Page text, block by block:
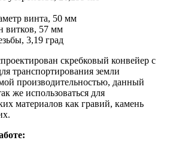
винта, 50 мм
витков, 57 мм
3,19 град
скребковый конвейер с
транспортирования земли
производительностью, данный
же использоваться для
материалов как гравий, камень